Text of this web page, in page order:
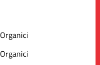
Organici
Organici